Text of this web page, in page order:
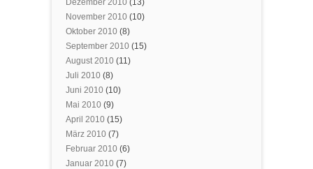
Dezember 2010 (13)
November 2010 (10)
Oktober 2010 (8)
September 2010 (15)
August 2010 (11)
Juli 2010 (8)
Juni 2010 (10)
Mai 2010 (9)
April 2010 (15)
März 2010 (7)
Februar 2010 (6)
Januar 2010 (7)